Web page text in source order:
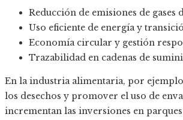
Reducción de emisiones de gases
Uso eficiente de energía y
Economía circular y gestión
Trazabilidad en cadenas de
En la industria alimentaria, por
los desechos y promover el uso de
incrementan las inversiones en